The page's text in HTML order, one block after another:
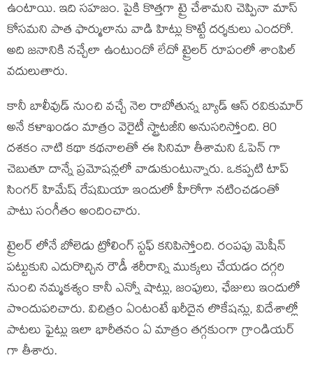
ఉంటాయి. ఇది సహజం. పైకి కొత్తగా ట్రై చేశామని చెప్పినా మాస్
కోసమని పాత ఫార్ములాను వాడి హిట్లు కొట్టే దర్శకులు ఎందరో.
అది జనానికి నచ్చేలా ఉంటుందో లేదో ట్రైలర్ రూపంలో శాంపిల్
వదులుతారు.
కానీ బాలీవుడ్ నుంచి వచ్చే నెల రాబోతున్న బ్యాడ్ ఆస్ రవికుమార్
అనే కళాఖండం మాత్రం వెరైటీ స్ట్రాటజీని అనుసరిస్తోంది. 80
దశకం నాటి కథా కథనాలతో ఈ సినిమా తీశామని ఓపెన్ గా
చెబుతూ దాన్నే ప్రమోషన్లలో వాడుకుంటున్నారు. ఒకప్పటి టాప్
సింగర్ హిమేష్ రేషమియా ఇందులో హీరోగా నటించడంతో
పాటు సంగీతం అందించారు.
ట్రైలర్ లోనే బోలెడు ట్రోలింగ్ స్టఫ్ కనిపిస్తోంది. రంపపు మెషీన్
పట్టుకుని ఎదురొచ్చిన రౌడీ శరీరాన్ని ముక్కలు చేయడం దగ్గరి
నుంచి నమ్మకశ్యం కానీ ఎన్నో షాట్లు, జంపులు, ఛేజులు ఇందులో
పొందుపరిచారు. విచిత్రం ఏంటంటే ఖరీదైన లొకేషన్లు, విదేశాల్లో
పాటలు ఫైట్లు ఇలా భారీతనం ఏ మాత్రం తగ్గకుంగా గ్రాండియర్
గా తీశారు.